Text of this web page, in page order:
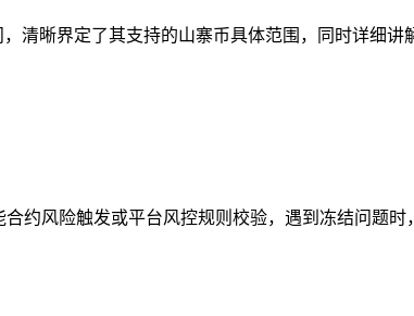
清晰界定了其支持的山寨币具体范围，同时详细讲
约风险触发或平台风控规则校验，遇到冻结问题